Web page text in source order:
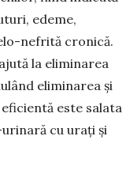
edeme,
nefrită cronică.
la elimi­na­rea
eli­minarea și
este sa­lata
cu urați și